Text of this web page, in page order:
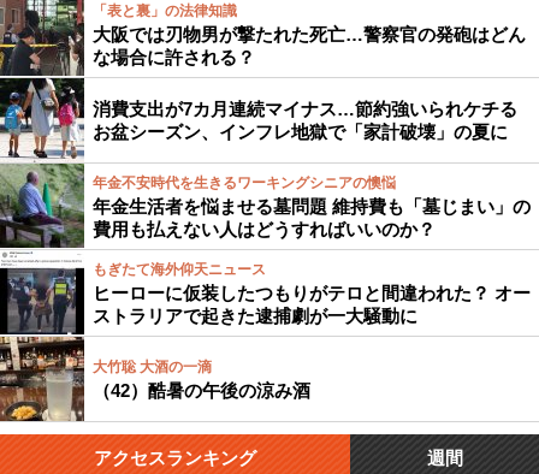
「表と裏」の法律知識
大阪では刃物男が撃たれた死亡…警察官の発砲はどん
な場合に許される？
消費支出が7カ月連続マイナス…節約強いられケチる
お盆シーズン、インフレ地獄で「家計破壊」の夏に
年金不安時代を生きるワーキングシニアの懊悩
年金生活者を悩ませる墓問題 維持費も「墓じまい」の
費用も払えない人はどうすればいいのか？
もぎたて海外仰天ニュース
ヒーローに仮装したつもりがテロと間違われた？ オー
ストラリアで起きた逮捕劇が一大騒動に
大竹聡 大酒の一滴
（42）酷暑の午後の涼み酒
アクセスランキング 週間